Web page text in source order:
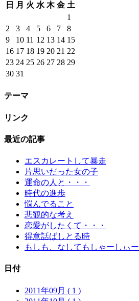
日
月 火 水 木 金 土
1
2
3 4 5 6 7
8
9
10 11 12 13 14 15
16 17 18 19 20 21 22
23 24 25 26 27 28 29
30 31
テーマ
リンク
最近の記事
エスカレートして暴走
片思いだった女の子
運命の人と・・・
時代の進歩
悩んでること
悲観的な考え
恋愛がしたくて・・・
得意話ばしとる時
もしも、なしてもしゃーしぃー
日付
2011年09月 ( 1 )